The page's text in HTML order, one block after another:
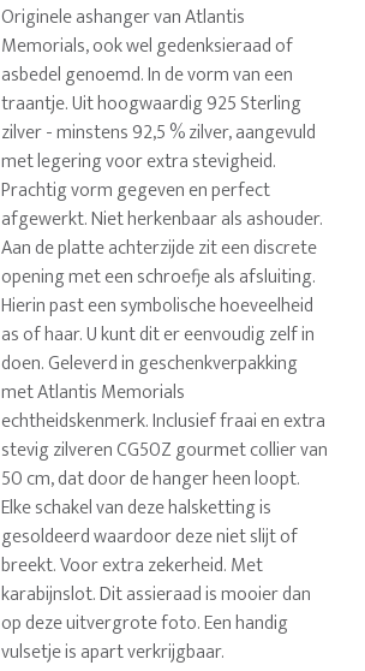
Originele ashanger van Atlantis
Memorials, ook wel gedenksieraad of
asbedel genoemd. In de vorm van een
traantje. Uit hoogwaardig 925 Sterling
zilver - minstens 92,5 % zilver, aangevuld
met legering voor extra stevigheid.
Prachtig vorm gegeven en perfect
afgewerkt. Niet herkenbaar als ashouder.
Aan de platte achterzijde zit een discrete
opening met een schroefje als afsluiting.
Hierin past een symbolische hoeveelheid
as of haar. U kunt dit er eenvoudig zelf in
doen. Geleverd in geschenkverpakking
met Atlantis Memorials
echtheidskenmerk. Inclusief fraai en extra
stevig zilveren CG50Z gourmet collier van
50 cm, dat door de hanger heen loopt.
Elke schakel van deze halsketting is
gesoldeerd waardoor deze niet slijt of
breekt. Voor extra zekerheid. Met
karabijnslot. Dit assieraad is mooier dan
op deze uitvergrote foto. Een handig
vulsetje is apart verkrijgbaar.